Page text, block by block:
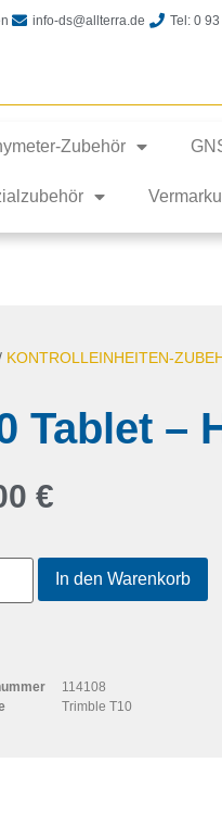
info-ds@allterra.de Tel: 0
Zubehör
KONTROLLEINHEITEN-
Tablet –
€
In den Warenkorb
114108
Trimble T10